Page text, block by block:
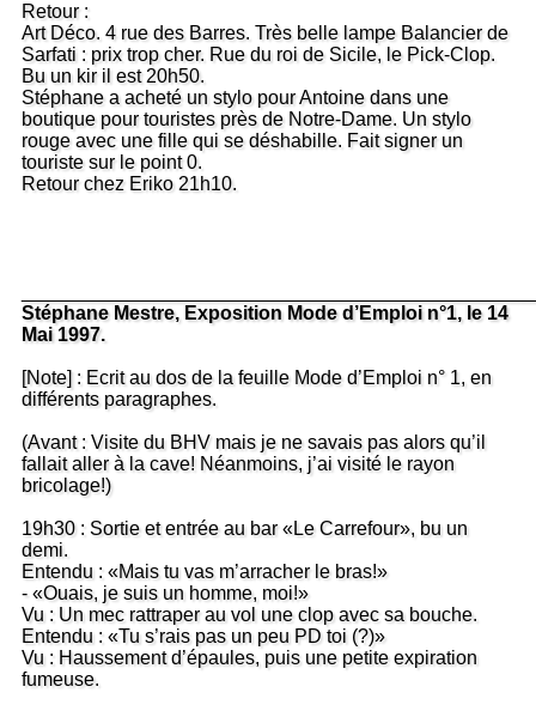
Retour :
Art Déco. 4 rue des Barres. Très belle lampe Balancier de
Sarfati : prix trop cher. Rue du roi de Sicile, le Pick-Clop.
Bu un kir il est 20h50.
Stéphane a acheté un stylo pour Antoine dans une
boutique pour touristes près de Notre-Dame. Un stylo
rouge avec une fille qui se déshabille. Fait signer un
touriste sur le point 0.
Retour chez Eriko 21h10.
Stéphane Mestre, Exposition Mode d’Emploi n°1, le 14
Mai 1997.
[Note] : Ecrit au dos de la feuille Mode d’Emploi n° 1, en
différents paragraphes.
(Avant : Visite du BHV mais je ne savais pas alors qu’il
fallait aller à la cave! Néanmoins, j’ai visité le rayon
bricolage!)
19h30 : Sortie et entrée au bar «Le Carrefour», bu un
demi.
Entendu : «Mais tu vas m’arracher le bras!»
- «Ouais, je suis un homme, moi!»
Vu : Un mec rattraper au vol une clop avec sa bouche.
Entendu : «Tu s’rais pas un peu PD toi (?)»
Vu : Haussement d’épaules, puis une petite expiration
fumeuse.